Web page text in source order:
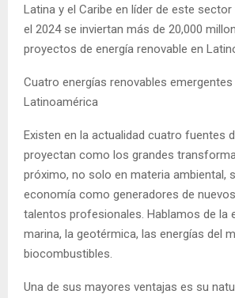
Latina y el Caribe en líder de este
el 2024 se inviertan más de 20,000
proyectos de energía renovable en
Cuatro energías renovables emergentes
Latinoamérica
Existen en la actualidad cuatro fuentes
proyectan como los grandes
próximo, no solo en materia ambiental,
economía como generadores de
talentos profesionales. Hablamos de la
marina, la geotérmica, las energías del
biocombustibles.
Una de sus mayores ventajas es su